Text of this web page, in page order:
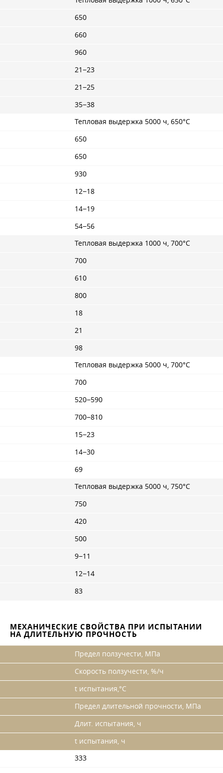
650
660
960
21−23
21−25
35−38
Тепловая выдержка 5000 ч, 650°С
650
650
930
12−18
14−19
54−56
Тепловая выдержка 1000 ч, 700°С
700
610
800
18
21
98
Тепловая выдержка 5000 ч, 700°С
700
520−590
700−810
15−23
14−30
69
Тепловая выдержка 5000 ч, 750°С
750
420
500
9−11
12−14
83
МЕХАНИЧЕСКИЕ СВОЙСТВА ПРИ ИСПЫТАНИИ
НА ДЛИТЕЛЬНУЮ ПРОЧНОСТЬ
Предел ползучести, МПа
Скорость ползучести, %/ч
t испытания,°С
Предел длительной прочности, МПа
Длит. испытания, ч
t испытания, ч
333